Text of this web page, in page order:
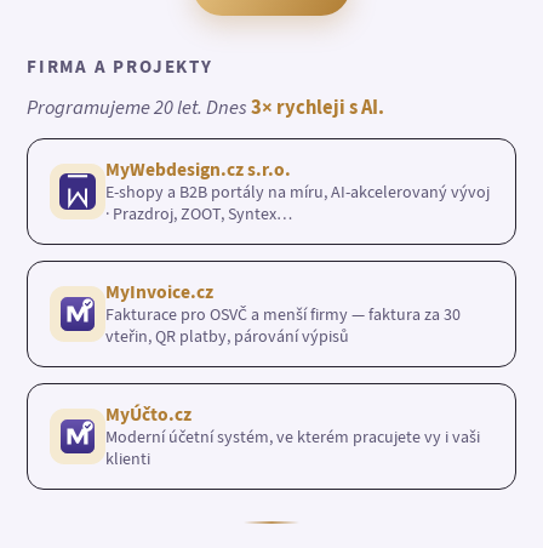
FIRMA A PROJEKTY
Programujeme 20 let. Dnes3× rychleji s AI.
MyWebdesign.cz s.r.o.
E-shopy a B2B portály na míru, AI-akcelerovaný vývoj
· Prazdroj, ZOOT, Syntex…
MyInvoice.cz
Fakturace pro OSVČ a menší firmy — faktura za 30
vteřin, QR platby, párování výpisů
MyÚčto.cz
Moderní účetní systém, ve kterém pracujete vy i vaši
klienti